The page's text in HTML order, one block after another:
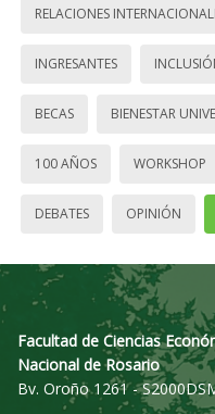
RELACIONES
INGRESANTES
BECAS BIENESTAR
100 AÑOS WORKSHOP
DEBATES OPINIÓN
Facultad de Ciencias
Nacional de Rosario
Bv. Oroño 1261 -